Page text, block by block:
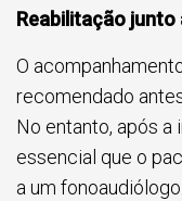
Reabilitação
O
recomendado
No entanto, após
essencial que o
a um fonoaudiólogo.